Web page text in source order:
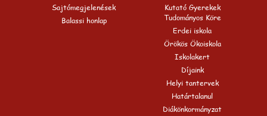
Sajtómegjelenések
Balassi honlap
Kutató Gyerekek
Tudományos Köre
Erdei iskola
Örökös Ökoiskola
Iskolakert
Díjaink
Helyi tantervek
Határtalanul
Diákönkormányzat